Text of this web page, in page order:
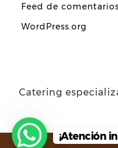
Feed de comentarios
WordPress.org
Catering
¡Atención